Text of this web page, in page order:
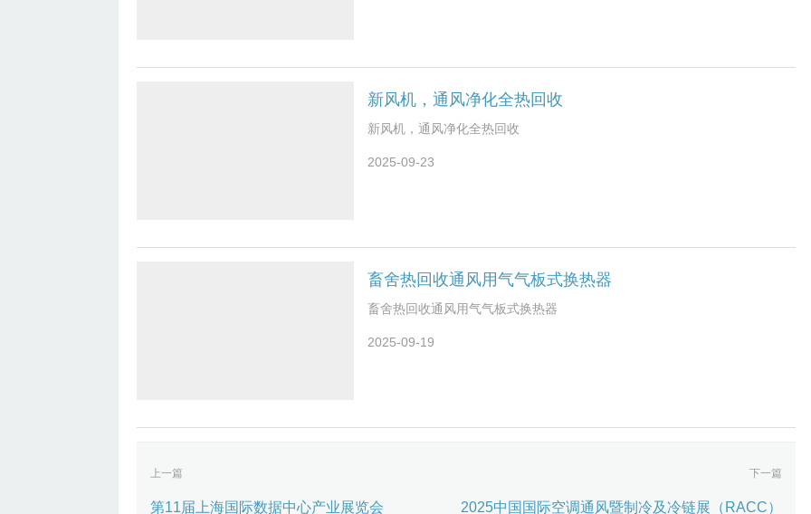
新风机，通风净化全热回收
新风机，通风净化全热回收
2025-09-23
畜舍热回收通风用气气板式换热器
畜舍热回收通风用气气板式换热器
2025-09-19
上一篇
第11届上海国际数据中心产业展览会
下一篇
2025中国国际空调通风暨制冷及冷链展（RACC）